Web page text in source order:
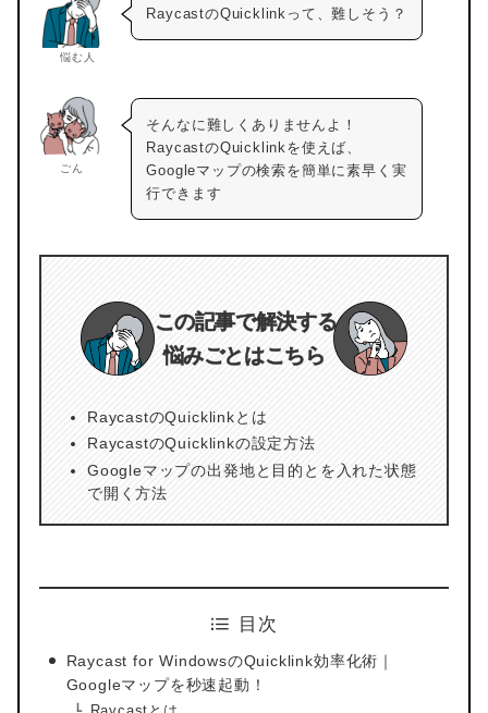
悩む人
RaycastのQuicklinkって、難しそう？
ごん
そんなに難しくありませんよ！
RaycastのQuicklinkを使えば、
Googleマップの検索を簡単に素早く実
行できます
この記事で解決する
悩みごとはこちら
RaycastのQuicklinkとは
RaycastのQuicklinkの設定方法
Googleマップの出発地と目的とを入れた状態
で開く方法
目次
Raycast for WindowsのQuicklink効率化術｜
Googleマップを秒速起動！